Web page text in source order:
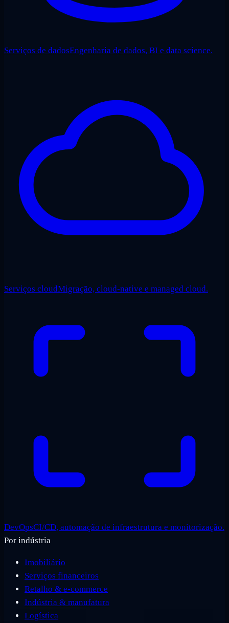
Serviços de dadosEngenharia de dados, BI e data science.
Serviços cloudMigração, cloud-native e managed cloud.
DevOpsCI/CD, automação de infraestrutura e monitorização.
Por indústria
Imobiliário
Serviços financeiros
Retalho & e-commerce
Indústria & manufatura
Logística